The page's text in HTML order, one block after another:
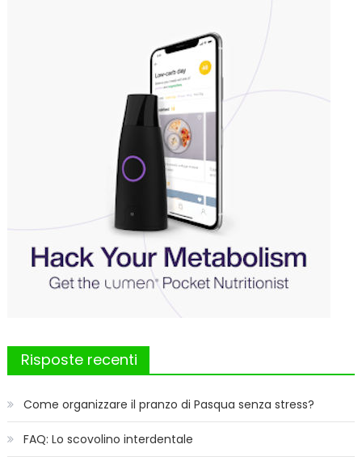
Risposte recenti
Come organizzare il pranzo di Pasqua senza stress?
FAQ: Lo scovolino interdentale